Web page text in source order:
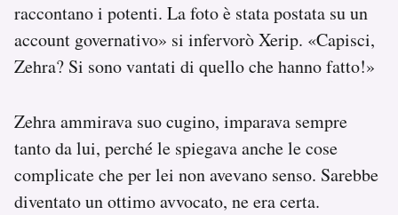
raccontano i potenti. La foto è stata postata su un
account governativo» si infervorò Xerip. «Capisci,
Zehra? Si sono vantati di quello che hanno fatto!»
Zehra ammirava suo cugino, imparava sempre
tanto da lui, perché le spiegava anche le cose
complicate che per lei non avevano senso. Sarebbe
diventato un ottimo avvocato, ne era certa.